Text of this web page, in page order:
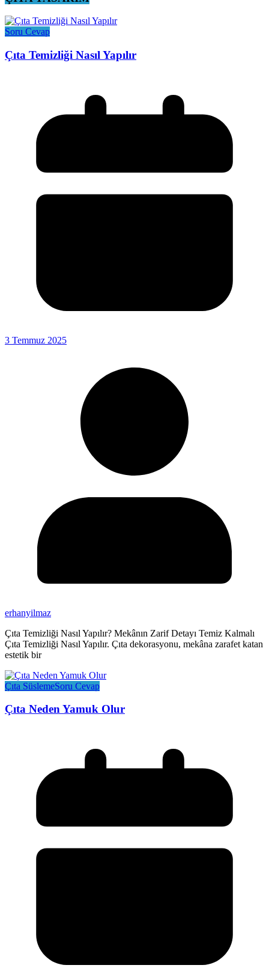
Soru Cevap
Çıta Temizliği Nasıl Yapılır
3 Temmuz 2025
erhanyilmaz
Çıta Temizliği Nasıl Yapılır? Mekânın Zarif Detayı Temiz Kalmalı
Çıta Temizliği Nasıl Yapılır. Çıta dekorasyonu, mekâna zarafet katan
estetik bir
Çıta SüslemeSoru Cevap
Çıta Neden Yamuk Olur